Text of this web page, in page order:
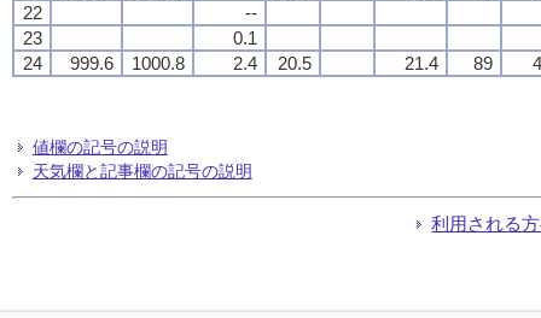
22
--
23
0.1
24
999.6 1000.8 2.4 20.5 21.4 89
値欄の記号の説明
天気欄と記事欄の記号の説明
利用される